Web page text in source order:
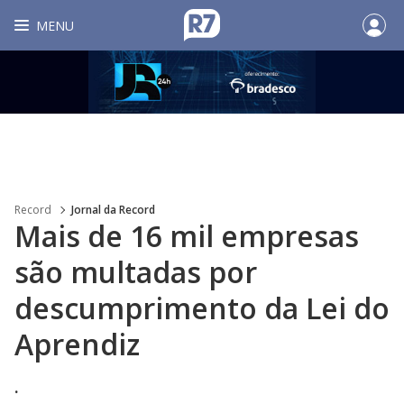
MENU
Record Jornal da Record
Mais de 16 mil empresas
são multadas por
descumprimento da Lei do
Aprendiz
.